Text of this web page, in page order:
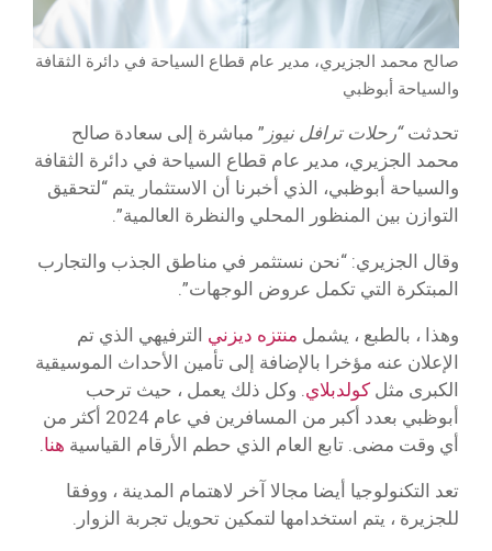
صالح محمد الجزيري، مدير عام قطاع السياحة في دائرة الثقافة
والسياحة أبوظبي
تحدثت“رحلات ترافل نيوز ” مباشرة إلى سعادة صالح
محمد الجزيري، مدير عام قطاع السياحة في دائرة الثقافة
والسياحة أبوظبي، الذي أخبرنا أن الاستثمار يتم “لتحقيق
التوازن بين المنظور المحلي والنظرة العالمية”.
وقال الجزيري: “نحن نستثمر في مناطق الجذب والتجارب
المبتكرة التي تكمل عروض الوجهات”.
وهذا ، بالطبع ، يشمل منتزه ديزني الترفيهي الذي تم
الإعلان عنه مؤخرا بالإضافة إلى تأمين الأحداث الموسيقية
الكبرى مثل كولدبلاي. وكل ذلك يعمل ، حيث ترحب
أبوظبي بعدد أكبر من المسافرين في عام 2024 أكثر من
أي وقت مضى. تابع العام الذي حطم الأرقام القياسية هنا.
تعد التكنولوجيا أيضا مجالا آخر لاهتمام المدينة ، ووفقا
للجزيرة ، يتم استخدامها لتمكين تحويل تجربة الزوار.